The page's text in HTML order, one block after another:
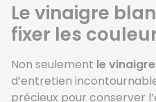
Le vinaigre
fixer les
Non seulement le
d’entretien
précieux pour conserver